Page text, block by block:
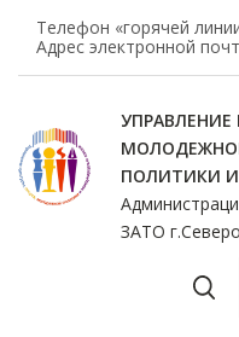
Телефон «горячей
Адрес электронной
УПРАВЛЕНИЕ
ПОЛИТИКИ
ЗАТО